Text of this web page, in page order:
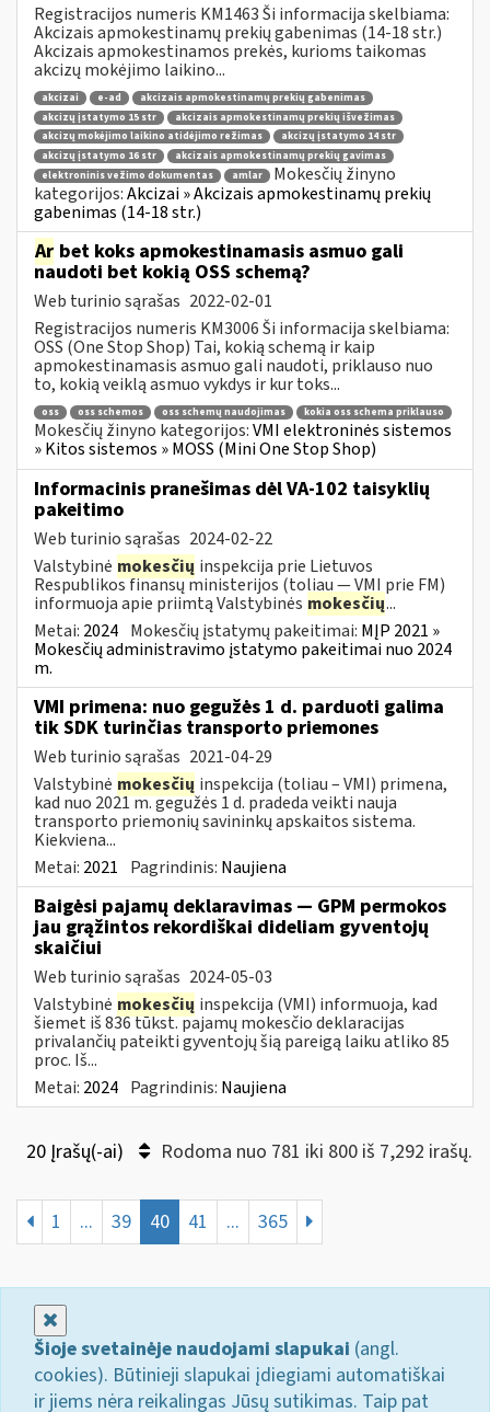
Registracijos numeris KM1463 Ši informacija skelbiama:
Akcizais apmokestinamų prekių gabenimas (14-18 str.)
Akcizais apmokestinamos prekės, kurioms taikomas
akcizų mokėjimo laikino...
akcizai e-ad
akcizais apmokestinamų prekių gabenimas
akcizų įstatymo 15 str
akcizais apmokestinamų prekių išvežimas
akcizų mokėjimo laikino atidėjimo režimas
akcizų įstatymo 14 str
akcizų įstatymo 16 str
akcizais apmokestinamų prekių gavimas
elektroninis vežimo dokumentas
amlar
Mokesčių žinyno
kategorijos:Akcizai » Akcizais apmokestinamų prekių
gabenimas (14-18 str.)
Ar bet koks apmokestinamasis asmuo gali
naudoti bet kokią OSS schemą?
Web turinio sąrašas 2022-02-01
Registracijos numeris KM3006 Ši informacija skelbiama:
OSS (One Stop Shop) Tai, kokią schemą ir kaip
apmokestinamasis asmuo gali naudoti, priklauso nuo
to, kokią veiklą asmuo vykdys ir kur toks...
oss oss schemos oss schemų naudojimas kokia oss schema priklauso
Mokesčių žinyno kategorijos:VMI elektroninės sistemos
» Kitos sistemos » MOSS (Mini One Stop Shop)
Informacinis pranešimas dėl VA-102 taisyklių
pakeitimo
Web turinio sąrašas 2024-02-22
Valstybinė mokesčių inspekcija prie Lietuvos
Respublikos finansų ministerijos (toliau ― VMI prie FM)
informuoja apie priimtą Valstybinės mokesčių...
Metai: 2024 Mokesčių įstatymų pakeitimai: MĮP 2021 »
Mokesčių administravimo įstatymo pakeitimai nuo 2024
m.
VMI primena: nuo gegužės 1 d. parduoti galima
tik SDK turinčias transporto priemones
Web turinio sąrašas 2021-04-29
Valstybinė mokesčių inspekcija (toliau – VMI) primena,
kad nuo 2021 m. gegužės 1 d. pradeda veikti nauja
transporto priemonių savininkų apskaitos sistema.
Kiekviena...
Metai: 2021 Pagrindinis: Naujiena
Baigėsi pajamų deklaravimas — GPM permokos
jau grąžintos rekordiškai dideliam gyventojų
skaičiui
Web turinio sąrašas 2024-05-03
Valstybinė mokesčių inspekcija (VMI) informuoja, kad
šiemet iš 836 tūkst. pajamų mokesčio deklaracijas
privalančių pateikti gyventojų šią pareigą laiku atliko 85
proc. Iš...
Metai: 2024 Pagrindinis: Naujiena
20 Įrašų(-ai) Rodoma nuo 781 iki 800 iš 7,292 irašų.
1 ... 39 40 41 ... 365
Šioje svetainėje naudojami slapukai (angl.
cookies). Būtinieji slapukai įdiegiami automatiškai
ir jiems nėra reikalingas Jūsų sutikimas. Taip pat